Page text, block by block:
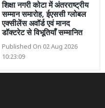
शिक्षा नगरी कोटा में अंतरराष्ट्रीय
सम्मान समारोह, ईएससी ग्लोबल
एक्सीलेंस अवॉर्ड एवं मानद
डॉक्टरेट से विभूतियाँ सम्मानित
Published On 02 Aug 2026
10:23:09